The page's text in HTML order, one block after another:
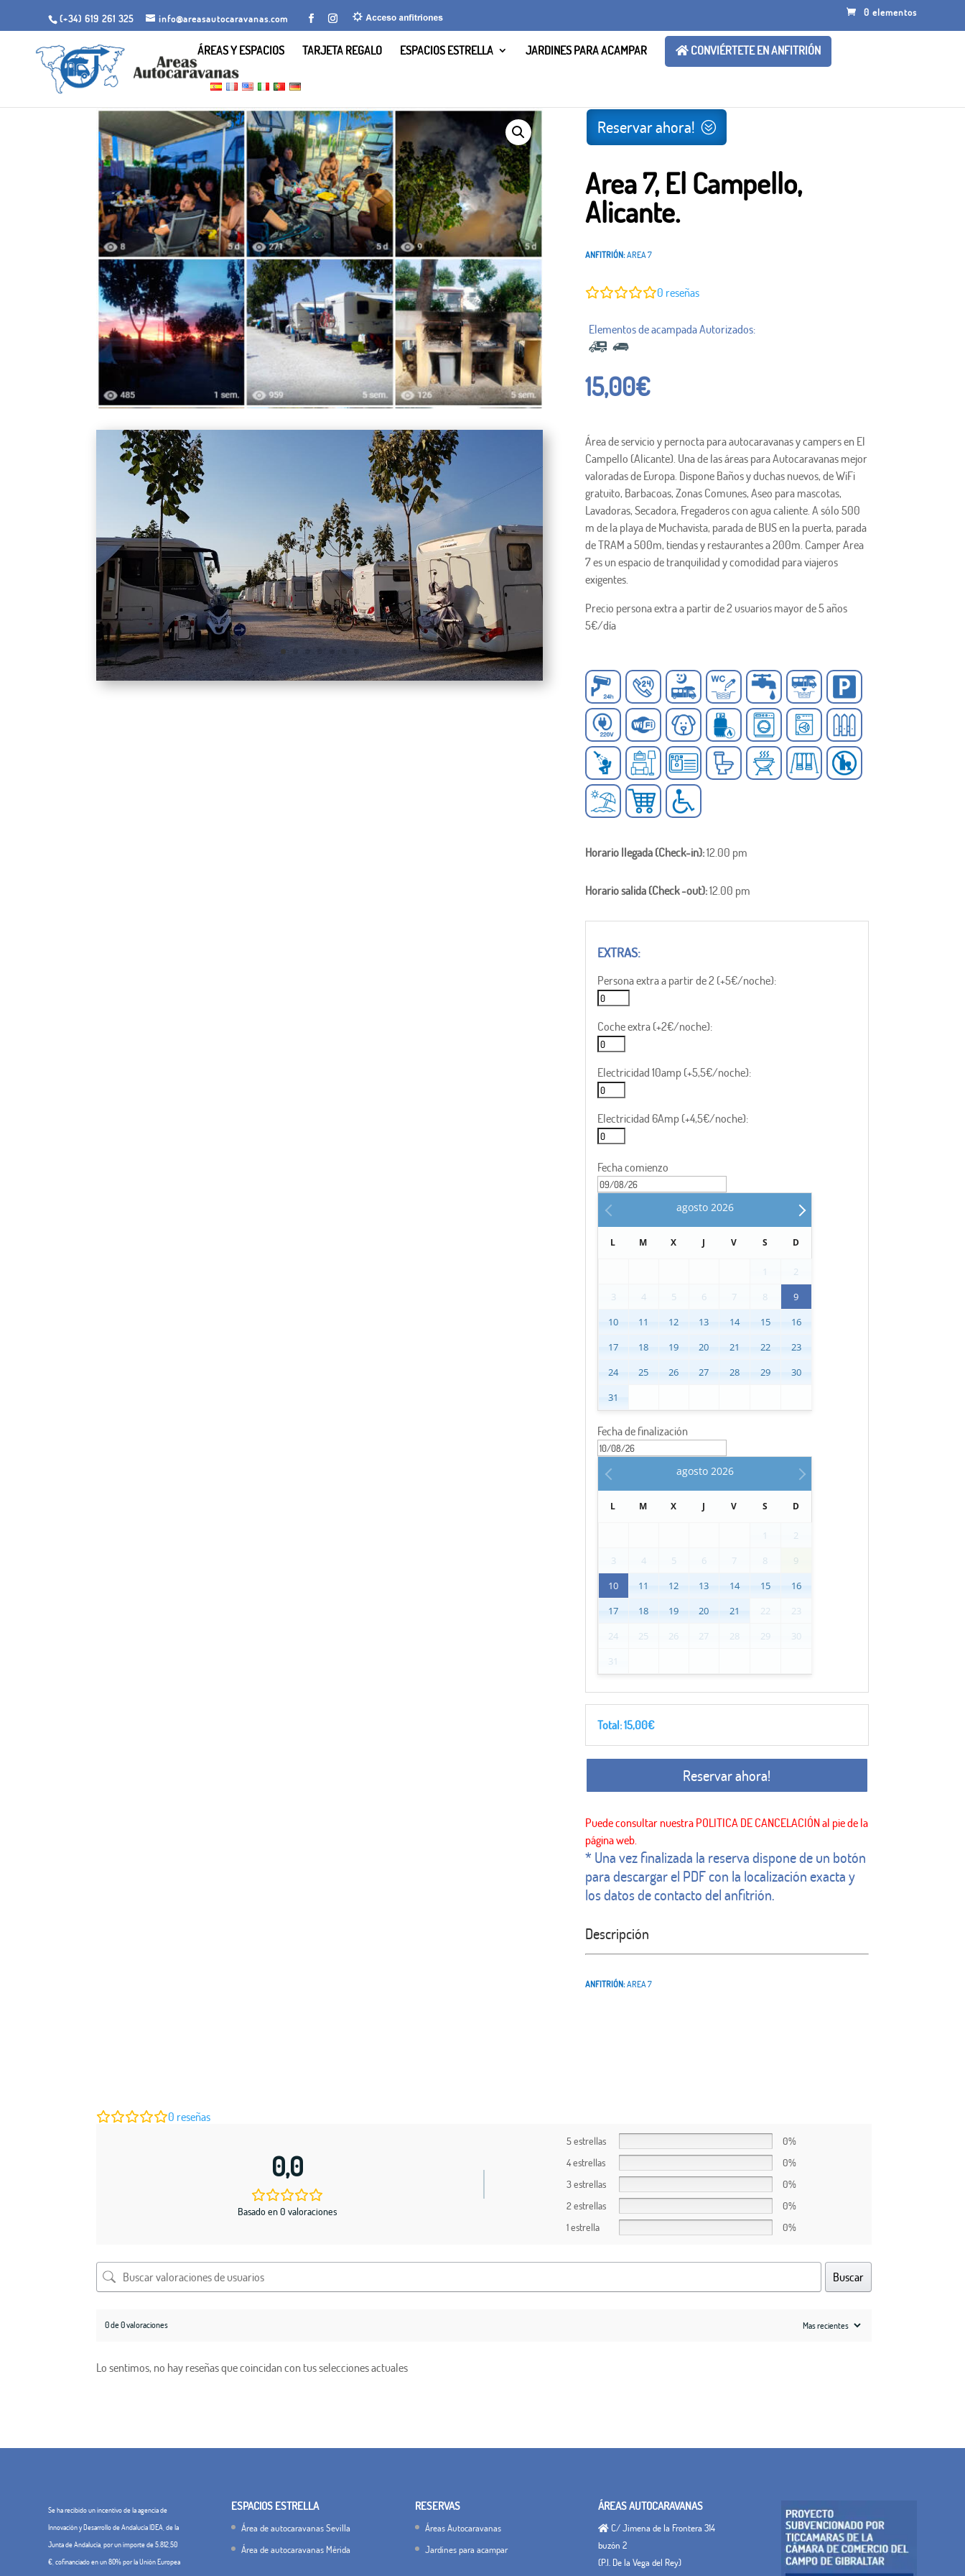
(+34) 619 261 325 info@areasautocaravanas.com
0 elementos
ÁREAS Y ESPACIOS TARJETA REGALO ESPACIOS ESTRELLA JARDINES PARA ACAMPAR
CONVIÉRTETE EN ANFITRIÓN
Inicio
Espacios para autocaravanas
Reservar ahora!
Area 7, El Campello,
Alicante.
ANFITRIÓN:AREA 7
0 reseñas
15,00€
Área de servicio y pernocta para autocaravanas y campers en El
Campello (Alicante). Una de las áreas para Autocaravanas mejor
valoradas de Europa. Dispone Baños y duchas nuevos, de WiFi
gratuito, Barbacoas, Zonas Comunes, Aseo para mascotas,
Lavadoras, Secadora, Fregaderos con agua caliente. A sólo 500
m de la playa de Muchavista, parada de BUS en la puerta, parada
de TRAM a 500m, tiendas y restaurantes a 200m. Camper Area
7 es un espacio de tranquilidad y comodidad para viajeros
exigentes.
Precio persona extra a partir de 2 usuarios mayor de 5 años
5€/día
Horario llegada (Check-in):12.00 pm
Horario salida (Check -out):12.00 pm
Persona extra a partir de 2 (+5€/noche):
Coche extra (+2€/noche):
Electricidad 10amp (+5,5€/noche):
Electricidad 6Amp (+4,5€/noche):
Fecha comienzo
agosto 2026
L M X J V S D
1
2
3
4 5 6 7 8
9
10
11 12 13 14 15
16
17
18 19 20 21 22
23
24
25 26 27 28 29
30
31
Fecha de finalización
agosto 2026
L M X J V S D
1
2
3
4 5 6 7 8
9
10
11 12 13 14 15
16
17
18 19 20 21 22
23
24
25 26 27 28 29
30
31
Total:15,00€
Reservar ahora!
* Una vez finalizada la reserva dispone de un botón
para descargar el PDF con la localización exacta y
los datos de contacto del anfitrión.
Descripción
ANFITRIÓN:AREA 7
0 reseñas
0,0
Basado en 0 valoraciones
5 estrellas
0%
4 estrellas
0%
3 estrellas
0%
2 estrellas
0%
1 estrella
0%
Buscar
0 de 0 valoraciones
Lo sentimos, no hay reseñas que coincidan con tus selecciones actuales
Se ha recibido un incentivo de la agencia de
Innovación y Desarrollo de Andalucía IDEA, de la
Junta de Andalucía, por un importe de 5.812,50
€, cofinanciado en un 80% por la Unión Europea
ESPACIOS ESTRELLA
Área de autocaravanas Sevilla
Área de autocaravanas Mérida
RESERVAS
Áreas Autocaravanas
Jardines para acampar
ÁREAS AUTOCARAVANAS
C/ Jimena de la Frontera 314
buzón 2
(P.I. De la Vega del Rey)